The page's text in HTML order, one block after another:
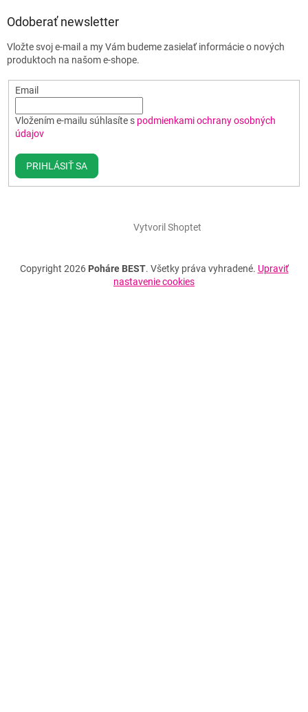
Odoberať newsletter
Vložte svoj e-mail a my Vám budeme zasielať informácie o nových
produktoch na našom e-shope.
Email
Vložením e-mailu súhlasíte s podmienkami ochrany osobných
údajov
PRIHLÁSIŤ SA
Vytvoril Shoptet
Copyright 2026 Poháre BEST. Všetky práva vyhradené. Upraviť
nastavenie cookies